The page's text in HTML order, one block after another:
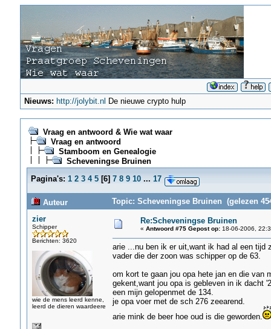
Nieuws: http://jolybit.nl De nieuwe crypto hulp
Vraag en antwoord & Wie wat waar
Vraag en antwoord
Stamboom en Genealogie
Scheveningse Bruinen
Pagina's: 1 2 3 4 5[6] 7 8 9 10 ... 17
Auteur
Topic: Scheveningse Bruinen (gelezen
zier
Schipper
Berichten: 3620
wie de mens leerd kenne,
leerd de dieren waardeere
Re:Scheveningse Bruinen
« Antwoord #75 Gepost op:18-06-2006,
arie ...nu ben ik er uit,want ik had al een tijd
vader die der zoon was schipper op de 63.
om kort te gaan jou opa hete jan en die van
gekent,want jou opa is gebleven in ik dacht
een mijn gelopenmet de 134.
je opa voer met de sch 276 zeearend.
arie mink de beer hoe oud is die geworden.